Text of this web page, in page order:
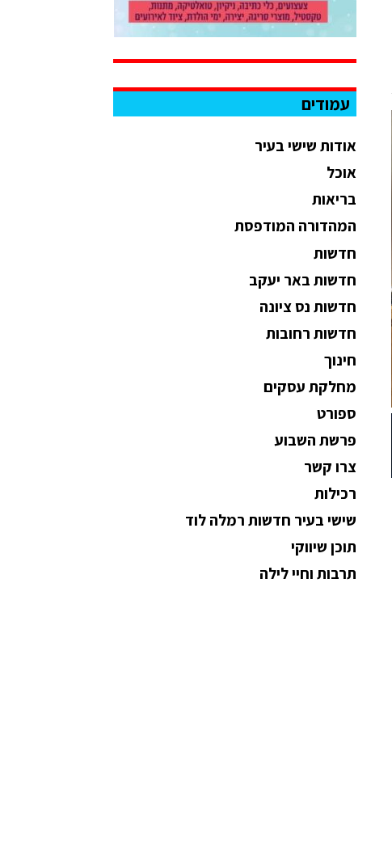
עמודים
אודות שישי בעיר
אוכל
בריאות
המהדורה המודפסת
חדשות
חדשות באר יעקב
חדשות נס ציונה
חדשות רחובות
חינוך
מחלקת עסקים
ספורט
פרשת השבוע
צרו קשר
רכילות
שישי בעיר חדשות רמלה לוד
תוכן שיווקי
תרבות וחיי לילה